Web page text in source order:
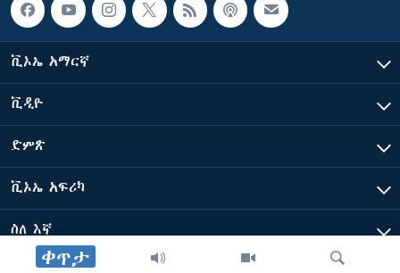
ቀጥታ
ቪኦኤ አማርኛ
ቪዲዮ
ድምጽ
ቪኦኤ አፍሪካ
ስለ እኛ